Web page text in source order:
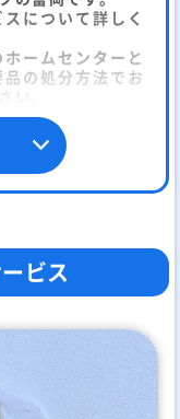
について詳しく
ームセンターと
の処分方法でお
い。
ビス